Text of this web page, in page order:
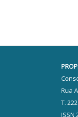
Rua
T.
ISSN